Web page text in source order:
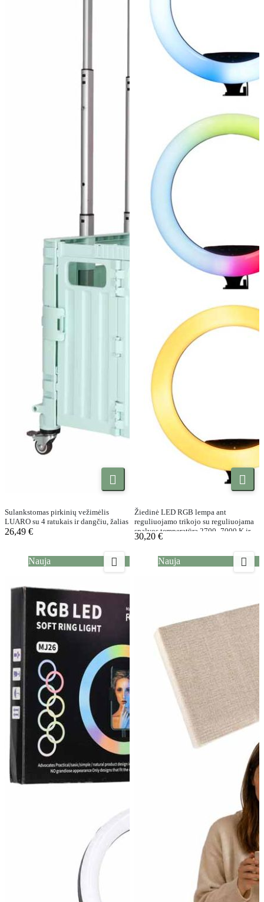

Sulankstomas pirkinių vežimėlis
LUARO su 4 ratukais ir dangčiu, žalias
26,49 €

Žiedinė LED RGB lempa ant
reguliuojamo trikojo su reguliuojama
spalvos temperatūra 2700–7000 K ir
30,20 €
Nauja  Nauja 